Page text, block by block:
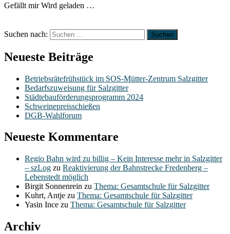
Gefällt mir Wird geladen …
Suchen nach:
Neueste Beiträge
Betriebsrätefrühstück im SOS-Mütter-Zentrum Salzgitter
Bedarfszuweisung für Salzgitter
Städtebauförderungsprogramm 2024
Schweinepreisschießen
DGB-Wahlforum
Neueste Kommentare
Regio Bahn wird zu billig – Kein Interesse mehr in Salzgitter
– szLog zu Reaktivierung der Bahnstrecke Fredenberg –
Lebenstedt möglich
Birgit Sonnenrein zu Thema: Gesamtschule für Salzgitter
Kuhrt, Antje zu Thema: Gesamtschule für Salzgitter
Yasin Ince zu Thema: Gesamtschule für Salzgitter
Archiv